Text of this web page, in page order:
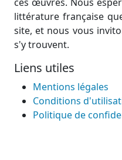
littérature française
site, et nous vous
s'y trouvent.
Liens utiles
Mentions légales
Conditions
Politique de